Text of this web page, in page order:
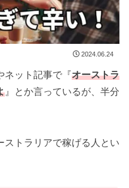
2024.06.24
ネット記事で『オーストラ
』とか言っているが、半分
ストラリアで稼げる人とい